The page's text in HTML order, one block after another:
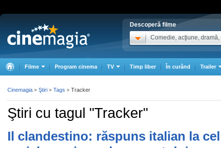
Descoperă filme
Comedie, acţiune, dramă,
Filme Program cinema TV Timp liber În curând Trailer
Ştiri cu tagul "Tracker"
Il clandestino: răspuns italian la
Cinemagia > Ştiri > Tags > Tracker